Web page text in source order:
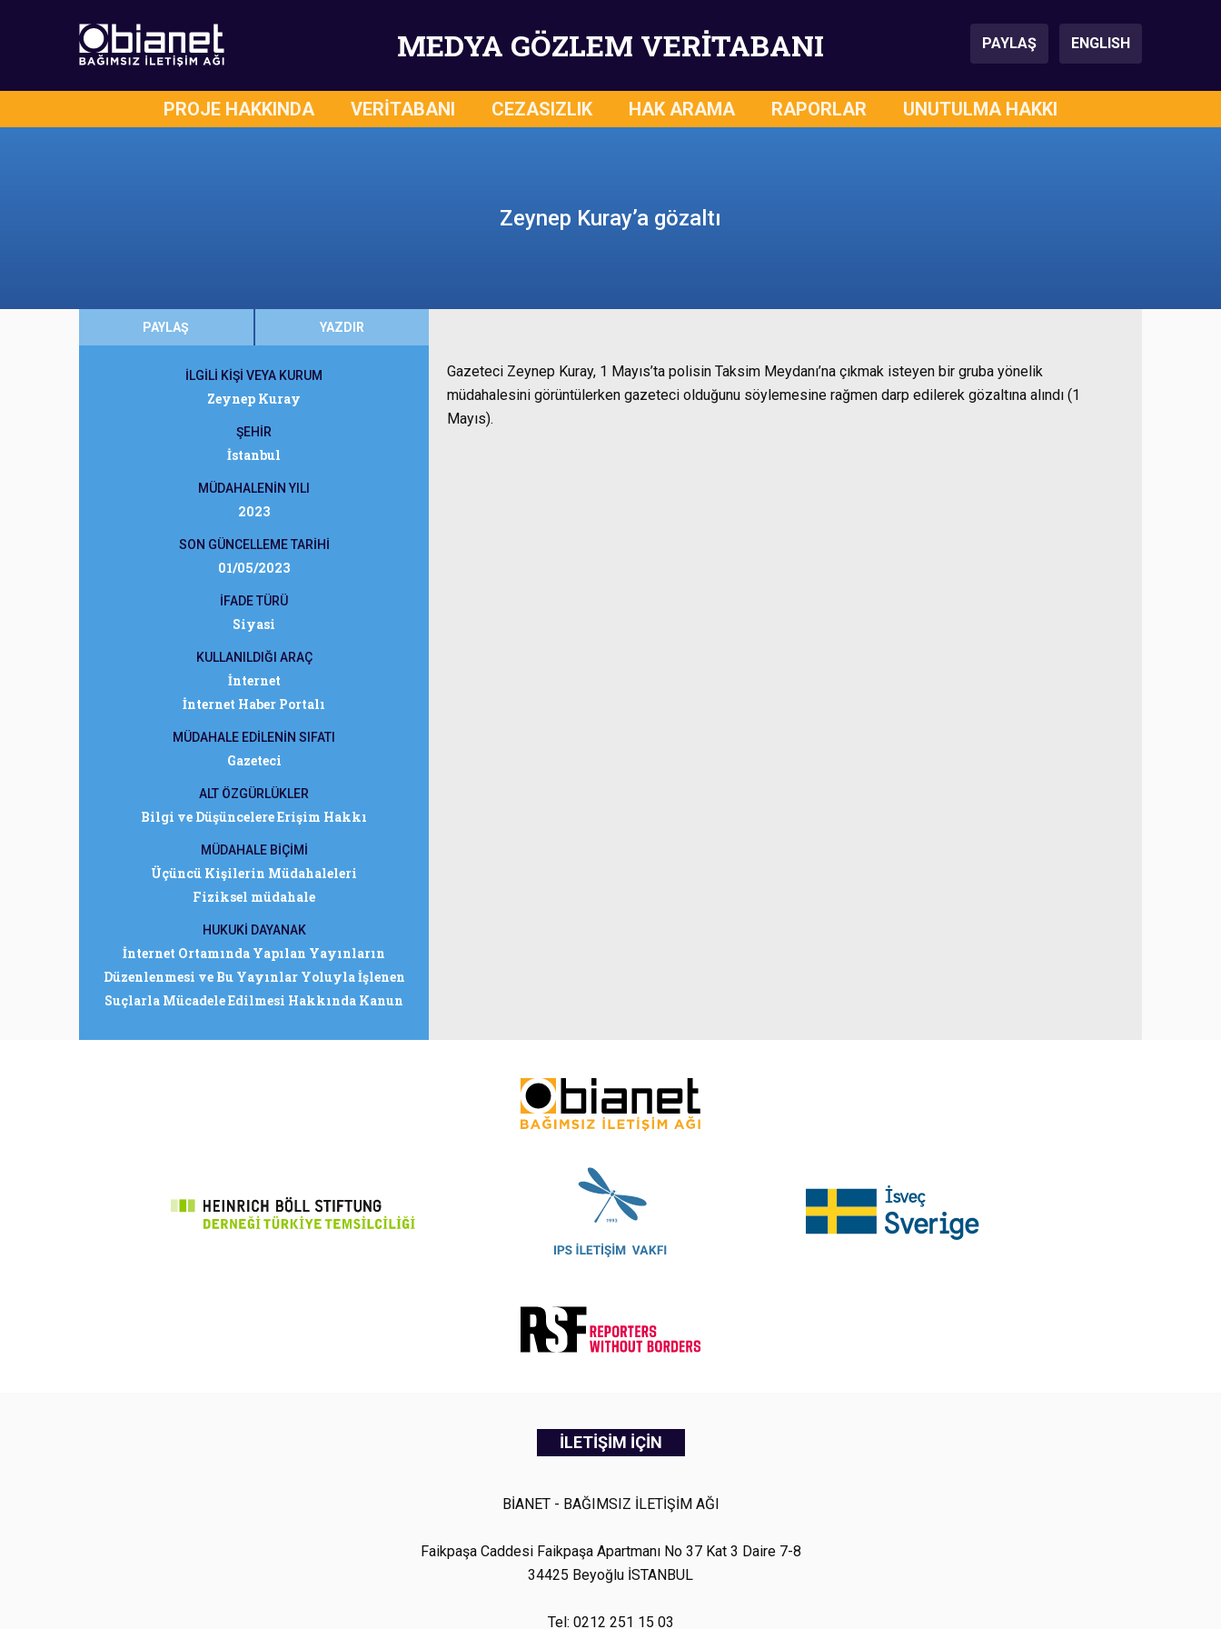
MEDYA GÖZLEM VERİTABANI PAYLAŞ ENGLISH
PROJE HAKKINDA VERİTABANI CEZASIZLIK HAK ARAMA RAPORLAR UNUTULMA HAKKI
Zeynep Kuray’a gözaltı
PAYLAŞ YAZDIR
İLGİLİ KİŞİ VEYA KURUM
Zeynep Kuray
ŞEHİR
İstanbul
MÜDAHALENİN YILI
2023
SON GÜNCELLEME TARİHİ
01/05/2023
İFADE TÜRÜ
Siyasi
KULLANILDIĞI ARAÇ
İnternet
İnternet Haber Portalı
MÜDAHALE EDİLENİN SIFATI
Gazeteci
ALT ÖZGÜRLÜKLER
Bilgi ve Düşüncelere Erişim Hakkı
MÜDAHALE BİÇİMİ
Üçüncü Kişilerin Müdahaleleri
Fiziksel müdahale
HUKUKİ DAYANAK
İnternet Ortamında Yapılan Yayınların
Düzenlenmesi ve Bu Yayınlar Yoluyla İşlenen
Suçlarla Mücadele Edilmesi Hakkında Kanun
Gazeteci Zeynep Kuray, 1 Mayıs’ta polisin Taksim Meydanı’na çıkmak isteyen bir gruba yönelik
müdahalesini görüntülerken gazeteci olduğunu söylemesine rağmen darp edilerek gözaltına alındı (1
Mayıs).
İLETİŞİM İÇİN
BİANET - BAĞIMSIZ İLETİŞİM AĞI
Faikpaşa Caddesi Faikpaşa Apartmanı No 37 Kat 3 Daire 7-8
34425 Beyoğlu İSTANBUL
Tel: 0212 251 15 03